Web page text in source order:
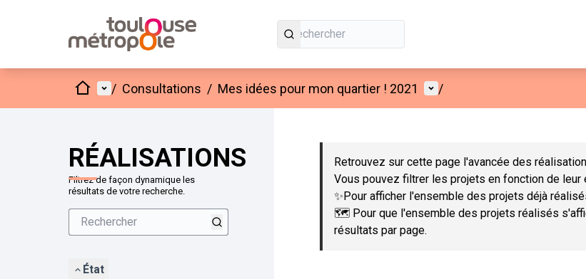
AccueilMenu principal
/ Consultations / Mes idées pour mon quartier ! 2021 Menu utilisateur
/
RÉALISATIONS
Filtrez de façon dynamique les
résultats de votre recherche.
État
Passer la carte
Retrouvez sur cette page l'avancée des
Vous pouvez filtrer les projets en fonction de leur
✨Pour afficher l'ensemble des projets déjà
🗺️ Pour que l'ensemble des projets réalisés
résultats par page.